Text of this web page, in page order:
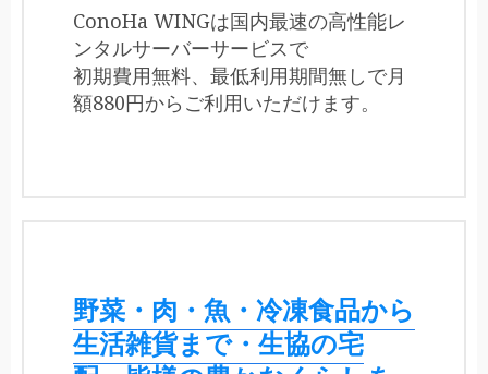
ConoHa WINGは国内最速の高性能レ
ンタルサーバーサービスで
初期費用無料、最低利用期間無しで月
額880円からご利用いただけます。
野菜・肉・魚・冷凍食品から
生活雑貨まで・生協の宅